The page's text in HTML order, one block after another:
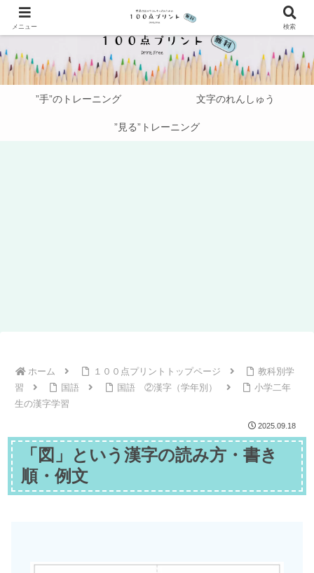
”手”のトレーニング 文字のれんしゅう
”見る”トレーニング
ホーム １００点プリントトップページ
教科別学
習
国語 国語 ②漢字（学年別）
小学二年
生の漢字学習
2025.09.18
「図」という漢字の読み方・書き
順・例文
メニュー 検索